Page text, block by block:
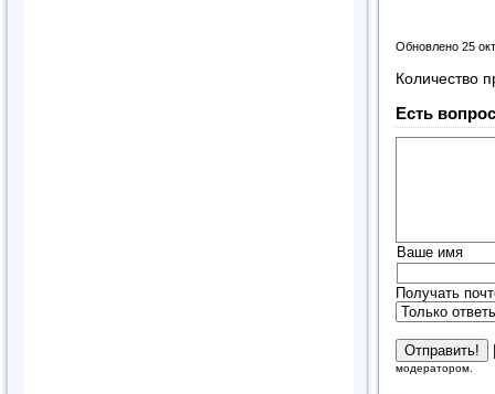
Обновлено 25
Количество
Есть
Ваше имя
Получать
модератором.